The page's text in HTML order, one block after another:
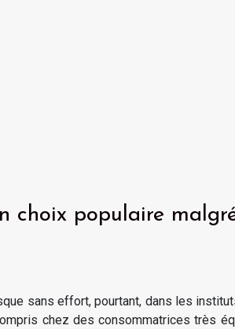
choix populaire
sans effort, pourtant, dans les
chez des consommatrices très